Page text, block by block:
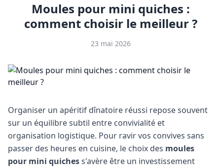
Moules pour mini quiches :
comment choisir le meilleur ?
23 mai 2026
Organiser un apéritif dînatoire réussi repose souvent
sur un équilibre subtil entre convivialité et
organisation logistique. Pour ravir vos convives sans
passer des heures en cuisine, le choix des moules
pour mini quichess'avère être un investissement